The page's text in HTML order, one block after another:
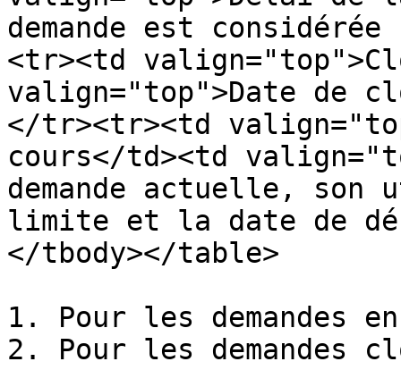
demande est
<tr><td
valign="top">Date de
</tr><tr><td
cours</td><td
demande actuelle,
limite et la date de
</tbody></table>
1. Pour les demandes
2. Pour les demandes